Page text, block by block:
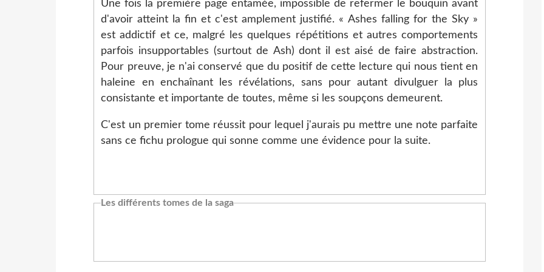
Une fois la première page entamée, impossible de refermer le bouquin avant
d'avoir atteint la fin et c'est amplement justifié. « Ashes falling for the Sky »
est addictif et ce, malgré les quelques répétitions et autres comportements
parfois insupportables (surtout de Ash) dont il est aisé de faire abstraction.
Pour preuve, je n'ai conservé que du positif de cette lecture qui nous tient en
haleine en enchaînant les révélations, sans pour autant divulguer la plus
consistante et importante de toutes, même si les soupçons demeurent.
C'est un premier tome réussit pour lequel j'aurais pu mettre une note parfaite
sans ce fichu prologue qui sonne comme une évidence pour la suite.
Les différents tomes de la saga